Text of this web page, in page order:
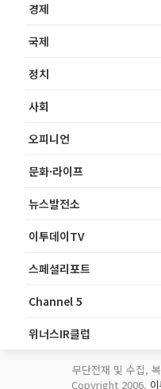
경제
국제
정치
사회
오피니언
문화·라이프
뉴스발전소
이투데이TV
스페셜리포트
Channel 5
위너스IR클럽
무단전재 및 수집,
Copyright 2006.